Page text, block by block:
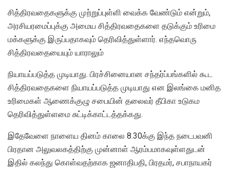
சித்திரவதைகளுக்கு முற்றுப்புள்ளி வைக்க வேண்டும் என்றும்,
அரசியரமைப்புக்கு அமைய சித்திரவதைகளை தடுக்கும் உரிமை
மக்களுக்கு இருப்பதாகவும் தெரிவித்துள்ளார். எந்தவொரு
சித்திரவதையையும் யாராலும்
நியாயப்படுத்த முடியாது. பிரச்சினையான சந்தர்ப்பங்களில் கூட
சித்திரவதைகளை நியாயப்படுத்த முடியாது என இலங்கை மனித
உரிமைகள் ஆணைக்குழு சபையின் தலைவர் தீபிகா உடுகம
தெரிவித்துள்ளமை சுட்டிக்காட்டத்தக்கது.
இதேவேளை நாளைய தினம் காலை 8.30க்கு இந்த நடைபவனி
பிரதான அலுவலகத்திற்கு முன்னாள் ஆரம்பமாகவுள்ளதுடன்
இதில் கலந்து கொள்வதற்காக ஜனாதிபதி, பிரதமர், சபாநாயகர்